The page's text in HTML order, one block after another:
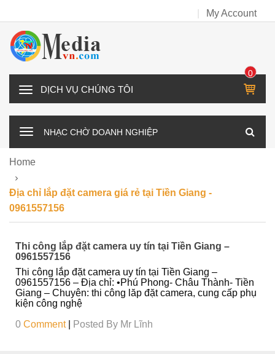
My Account
D
H
G
T
Ô
I
0
IT
M
NHẠC CHỜ DOANH NGHIỆP
Home
Địa chỉ lắp đặt camera giá rẻ tại Tiền Giang -
0961557156
Thi công lắp đặt camera uy tín tại Tiền Giang –
0961557156
Thi công lắp đặt camera uy tín tại Tiền Giang –
0961557156 – Địa chỉ: •Phú Phong- Châu Thành- Tiền
Giang – Chuyên: thi công lăp đặt camera, cung cấp phụ
kiện công nghệ
0 Comment Posted By Mr Lĩnh